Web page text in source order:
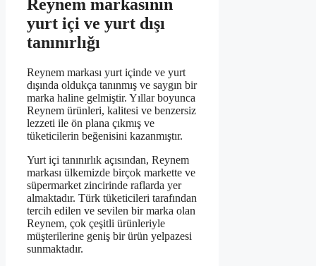
Reynem markasının
yurt içi ve yurt dışı
tanınırlığı
Reynem markası yurt içinde ve yurt
dışında oldukça tanınmış ve saygın bir
marka haline gelmiştir. Yıllar boyunca
Reynem ürünleri, kalitesi ve benzersiz
lezzeti ile ön plana çıkmış ve
tüketicilerin beğenisini kazanmıştır.
Yurt içi tanınırlık açısından, Reynem
markası ülkemizde birçok markette ve
süpermarket zincirinde raflarda yer
almaktadır. Türk tüketicileri tarafından
tercih edilen ve sevilen bir marka olan
Reynem, çok çeşitli ürünleriyle
müşterilerine geniş bir ürün yelpazesi
sunmaktadır.